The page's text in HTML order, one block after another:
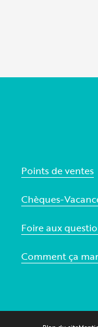
Points de ventes
Chèques-
Foire aux
Comment ça